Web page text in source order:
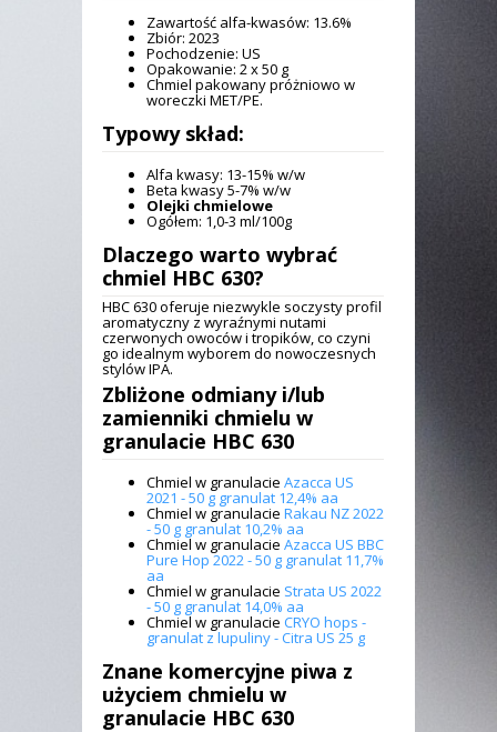
Zawartość alfa-kwasów: 13.6%
Zbiór: 2023
Pochodzenie: US
Opakowanie: 2 x 50 g
Chmiel pakowany próżniowo w
woreczki MET/PE.
Typowy skład:
Alfa kwasy: 13-15% w/w
Beta kwasy 5-7% w/w
Olejki chmielowe
Ogółem: 1,0-3 ml/100g
Dlaczego warto wybrać
chmiel HBC 630?
HBC 630 oferuje niezwykle soczysty profil
aromatyczny z wyraźnymi nutami
czerwonych owoców i tropików, co czyni
go idealnym wyborem do nowoczesnych
stylów IPA.
Zbliżone odmiany i/lub
zamienniki chmielu w
granulacie HBC 630
Chmiel w granulacie Azacca US
2021 - 50 g granulat 12,4% aa
Chmiel w granulacie Rakau NZ 2022
- 50 g granulat 10,2% aa
Chmiel w granulacie Azacca US BBC
Pure Hop 2022 - 50 g granulat 11,7%
aa
Chmiel w granulacie Strata US 2022
- 50 g granulat 14,0% aa
Chmiel w granulacie CRYO hops -
granulat z lupuliny - Citra US 25 g
Znane komercyjne piwa z
użyciem chmielu w
granulacie HBC 630